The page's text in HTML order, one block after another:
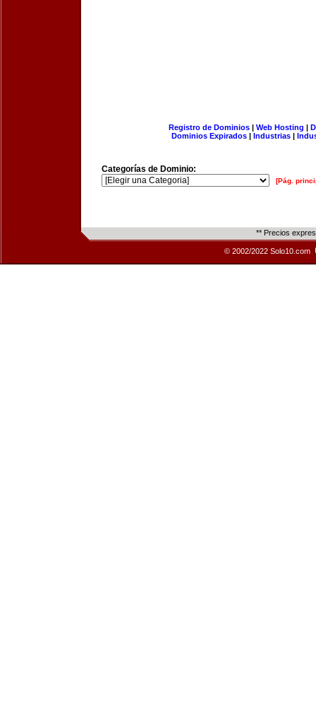
Registro de Dominios| Web Hosting |
Dominios Expirados | Industrias |
Categorías de Dominio:
[Pág.
** Precios
© 2002/2022 Solo10.com